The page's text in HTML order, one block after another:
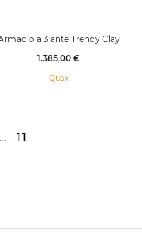
a 3 ante Trendy Clay
Prezzo
1.385,00 €
Quax
… 11